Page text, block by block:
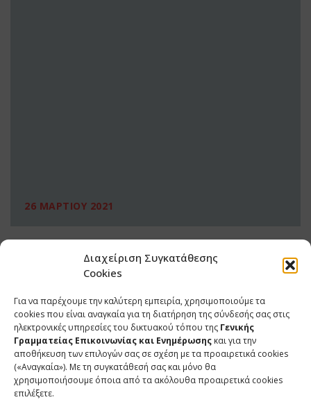
Διαχείριση Συγκατάθεσης
Cookies
Για να παρέχουμε την καλύτερη εμπειρία, χρησιμοποιούμε τα
cookies που είναι αναγκαία για τη διατήρηση της σύνδεσής σας στις
ηλεκτρονικές υπηρεσίες του δικτυακού τόπου της Γενικής
Γραμματείας Επικοινωνίας και Ενημέρωσης και για την
αποθήκευση των επιλογών σας σε σχέση με τα προαιρετικά cookies
(«Αναγκαία»). Με τη συγκατάθεσή σας και μόνο θα
χρησιμοποιήσουμε όποια από τα ακόλουθα προαιρετικά cookies
επιλέξετε.
26 ΜΑΡΤΙΟΥ 2021
ΕΠΙΚΟΙΝΩΝΙΑ
Φραγκούδη 11 & Αλεξάνδρου Πάντου